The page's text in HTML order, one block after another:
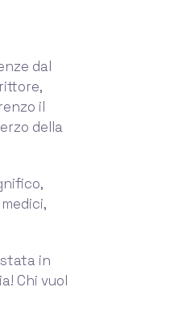
dal
il
della
in
Chi vuol